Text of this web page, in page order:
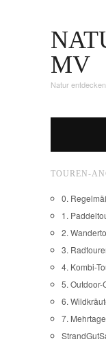
MV
Natur
TOUREN-
0.
1.
2.
3.
4. Kombi-
5. Outdoor-
6.
7.